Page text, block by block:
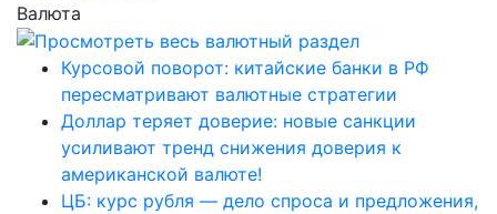
Валюта
Курсовой поворот: китайские банки в РФ
пересматривают валютные стратегии
Доллар теряет доверие: новые санкции
усиливают тренд снижения доверия к
американской валюте!
ЦБ: курс рубля — дело спроса и предложения,